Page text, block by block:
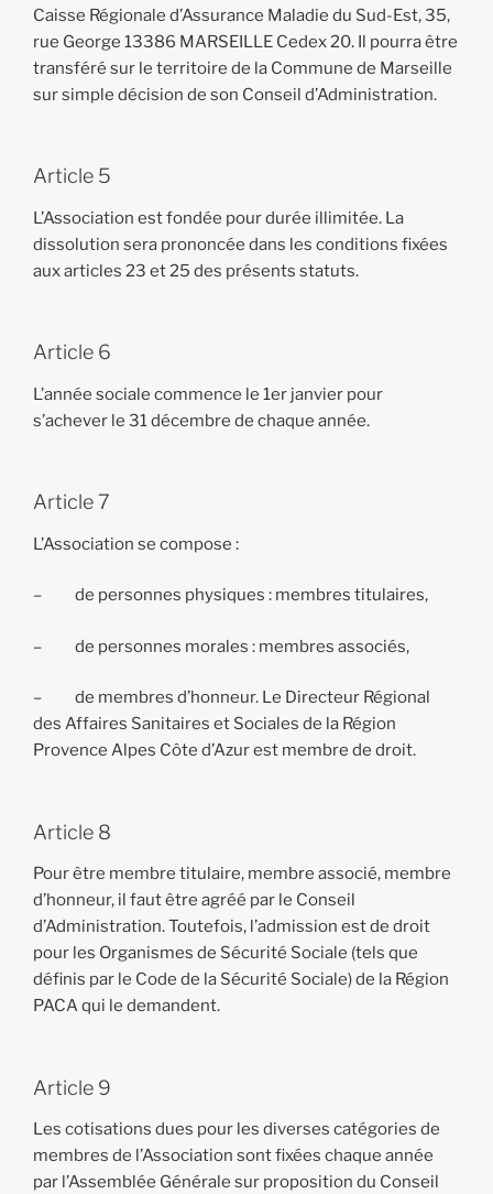
Caisse Régionale d’Assurance Maladie du Sud-Est, 35,
rue George 13386 MARSEILLE Cedex 20. Il pourra être
transféré sur le territoire de la Commune de Marseille
sur simple décision de son Conseil d’Administration.
Article 5
L’Association est fondée pour durée illimitée. La
dissolution sera prononcée dans les conditions fixées
aux articles 23 et 25 des présents statuts.
Article 6
L’année sociale commence le 1er janvier pour
s’achever le 31 décembre de chaque année.
Article 7
L’Association se compose :
– de personnes physiques : membres titulaires,
– de personnes morales : membres associés,
– de membres d’honneur. Le Directeur Régional
des Affaires Sanitaires et Sociales de la Région
Provence Alpes Côte d’Azur est membre de droit.
Article 8
Pour être membre titulaire, membre associé, membre
d’honneur, il faut être agréé par le Conseil
d’Administration. Toutefois, l’admission est de droit
pour les Organismes de Sécurité Sociale (tels que
définis par le Code de la Sécurité Sociale) de la Région
PACA qui le demandent.
Article 9
Les cotisations dues pour les diverses catégories de
membres de l’Association sont fixées chaque année
par l’Assemblée Générale sur proposition du Conseil